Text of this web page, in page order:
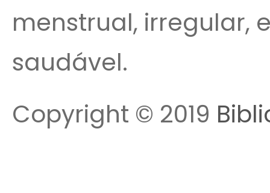
menstrual, irregular,
saudável.
Copyright © 2019